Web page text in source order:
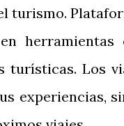
turismo.
turísticas. Los
experiencias,